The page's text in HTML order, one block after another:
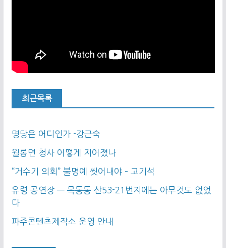
최근목록
명당은 어디인가 -강근숙
월롱면 청사 어떻게 지어졌나
“거수기 의회” 불명예 씻어내야 – 고기석
유령 공연장 — 목동동 산53-21번지에는 아무것도 없었
다
파주콘텐츠제작소 운영 안내